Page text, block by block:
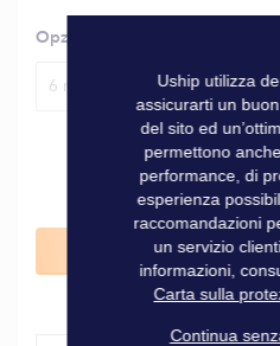
Opzioni
6 mm, confezione da 8
Aggiungi
Uship utilizza
assicurarti un
del sito ed
permettono
performance, di
esperienza
raccomandazioni
un servizio
informazioni,
Carta sulla
Continua